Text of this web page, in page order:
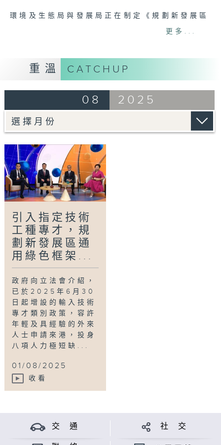
環境及生態局與發展局正在制定《規劃新發展區
的通用綠色框架》，以作為各政策局及部門在規
善相關政策。
最新進展，會上有議員對日常電力測試可能增加
工商金融業界的營運成本表示關注。
至於評論部份，立法會通過「研究訂立網絡安全
法，建構完善的反網絡詐騙體系」議員議案，促
請政府訂立網絡安全法，完善反網絡詐騙體系。
今集邀請提出議案的立法會議員邱達根和香港通
訊業聯會主席劉貴顯一起探討相關問題。
嘉賓：立法會議員邱達根、香港通訊業聯會主席
劉貴顯
Tag: 議事論事,
更多...
重溫 CATCHUP
08 2025
引入指定技術
工種專才，規
劃新發展區通
用綠色框架...
政府向立法會介紹，
已於2025年6月30
日起增設的輸入技術
專才類別政策，容許
年輕及具經驗的外來
人士申請來港，投身
八項人力極短缺...
01/08/2025
收看
交 通 社 交